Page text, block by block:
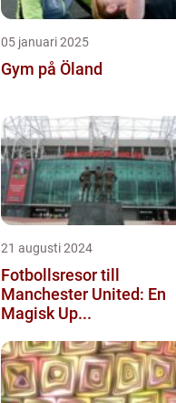
05 januari 2025
Gym på Öland
21 augusti 2024
Fotbollsresor till
Manchester United: En
Magisk Up...